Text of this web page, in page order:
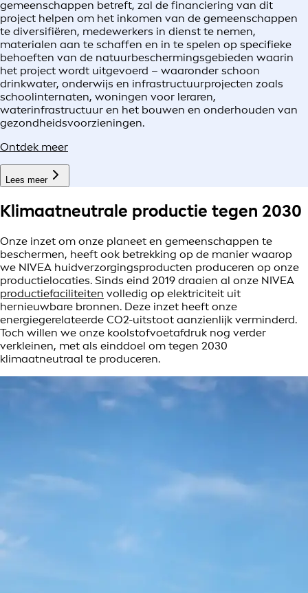
gemeenschappen betreft, zal de financiering van dit
project helpen om het inkomen van de gemeenschappen
te diversifiëren, medewerkers in dienst te nemen,
materialen aan te schaffen en in te spelen op specifieke
behoeften van de natuurbeschermingsgebieden waarin
het project wordt uitgevoerd – waaronder schoon
drinkwater, onderwijs en infrastructuurprojecten zoals
schoolinternaten, woningen voor leraren,
waterinfrastructuur en het bouwen en onderhouden van
gezondheidsvoorzieningen.
Ontdek meer
Lees meer
Klimaatneutrale productie tegen 2030
Onze inzet om onze planeet en gemeenschappen te
beschermen, heeft ook betrekking op de manier waarop
we NIVEA huidverzorgingsproducten produceren op onze
productielocaties. Sinds eind 2019 draaien al onze NIVEA
productiefaciliteiten volledig op elektriciteit uit
hernieuwbare bronnen. Deze inzet heeft onze
energiegerelateerde CO2-uitstoot aanzienlijk verminderd.
Toch willen we onze koolstofvoetafdruk nog verder
verkleinen, met als einddoel om tegen 2030
klimaatneutraal te produceren.